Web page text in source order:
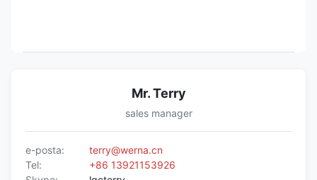
Mr. Terry
sales manager
e-posta:
terry@werna.cn
Tel:
+86 13921153926